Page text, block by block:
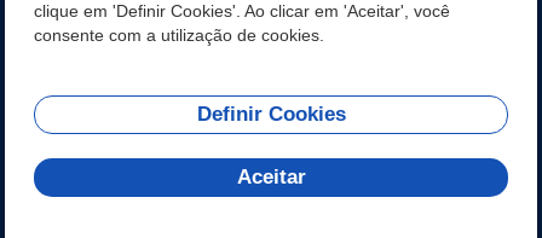
SECRETARIAS
REDES SOCIAIS
clique em 'Definir Cookies'. Ao clicar em 'Aceitar', você
consente com a utilização de cookies.
Definir Cookies
Aceitar